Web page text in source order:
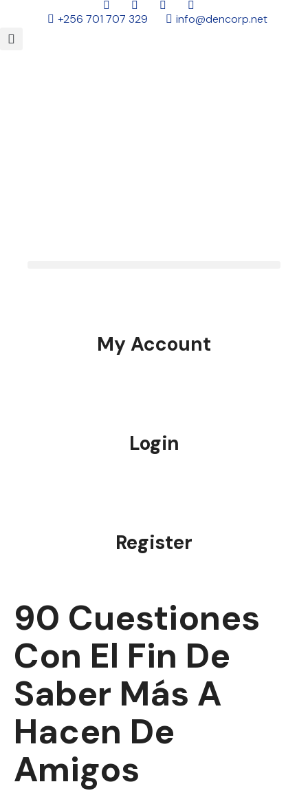
+256 701 707 329 info@dencorp.net
My Account
Login
Register
90 Cuestiones
Con El Fin De
Saber Más A
Hacen De
Amigos